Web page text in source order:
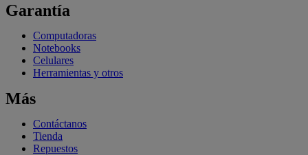
Garantía
Computadoras
Notebooks
Celulares
Herramientas y otros
Más
Contáctanos
Tienda
Repuestos